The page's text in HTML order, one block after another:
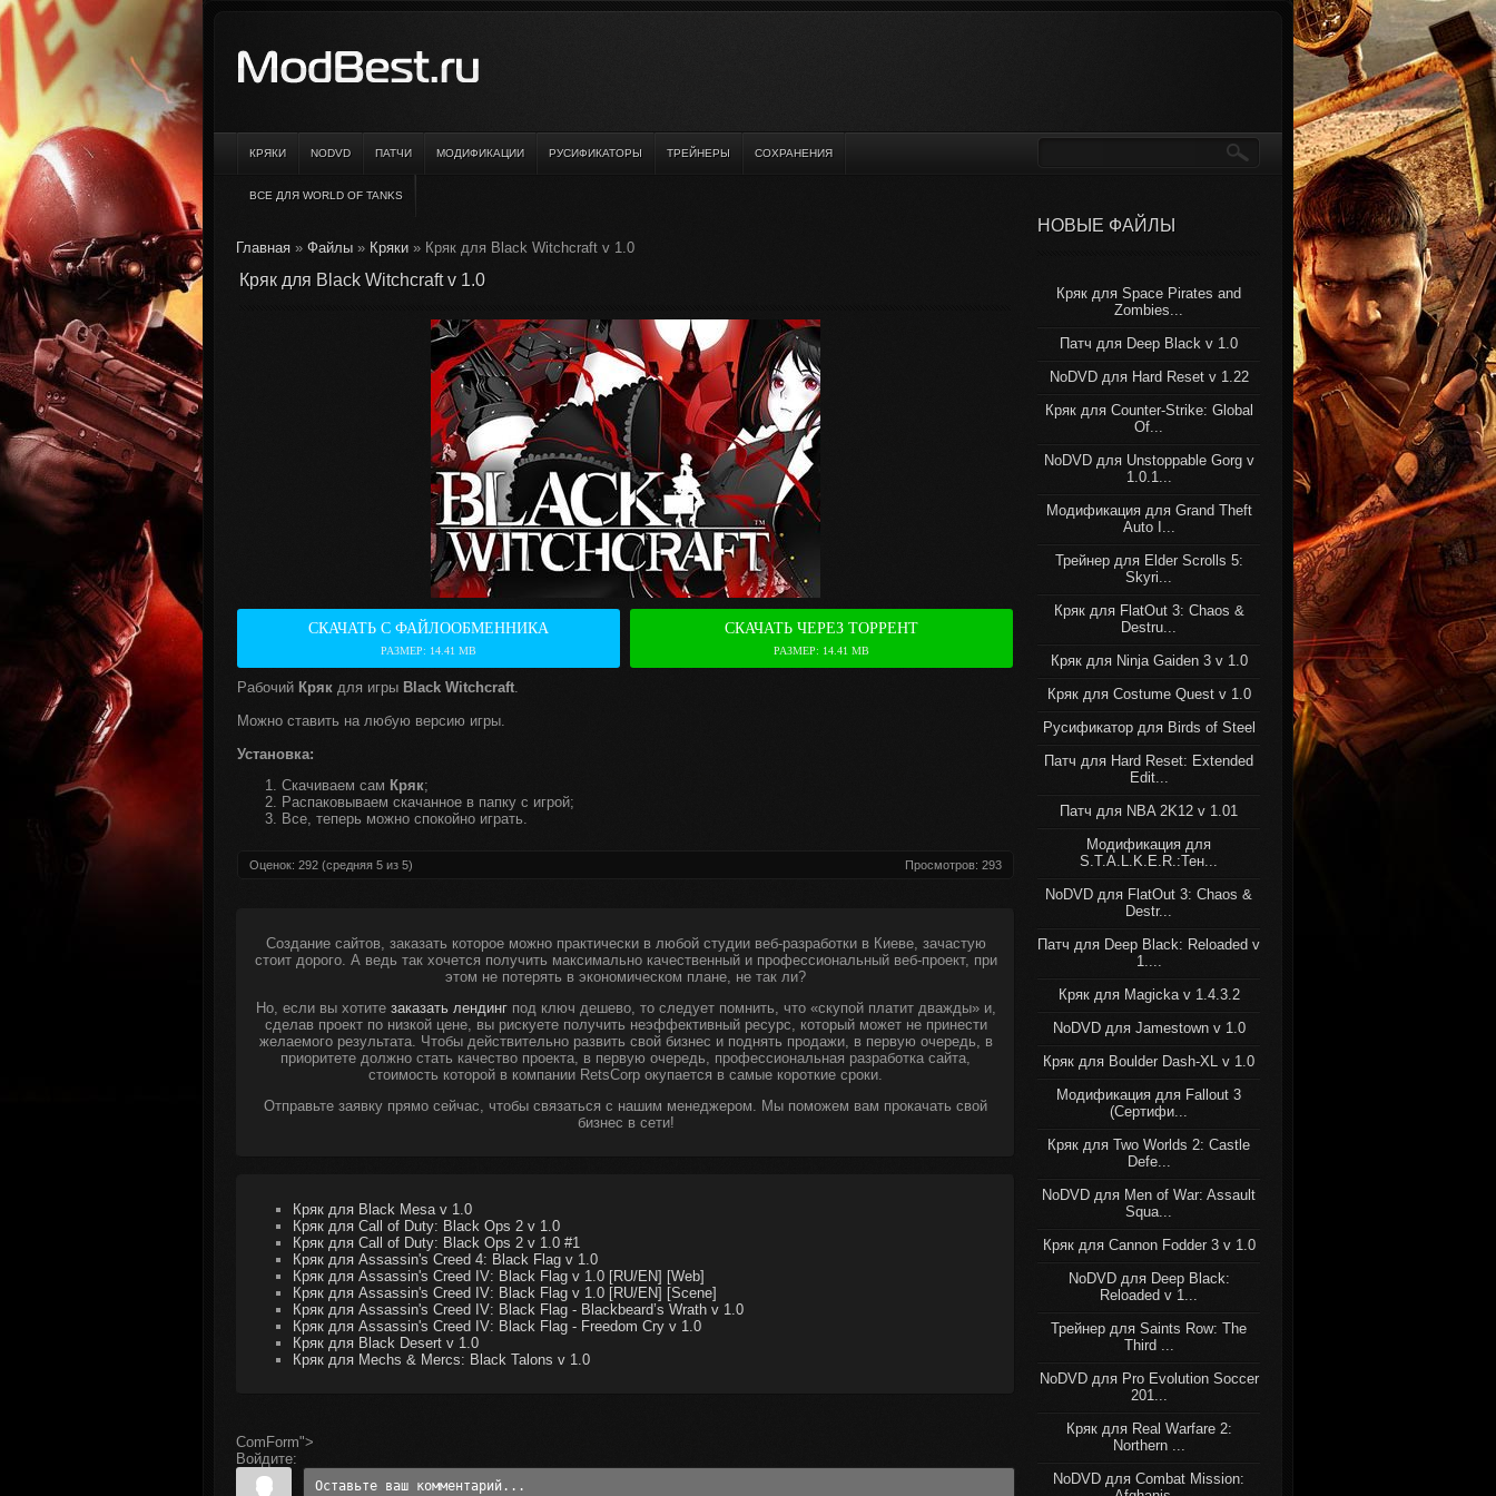
КРЯКИ NODVD ПАТЧИ МОДИФИКАЦИИ РУСИФИКАТОРЫ ТРЕЙНЕРЫ СОХРАНЕНИЯ
ВСЕ ДЛЯ WORLD OF TANKS
НОВЫЕ ФАЙЛЫ
Кряк для Space Pirates and
Zombies...
Патч для Deep Black v 1.0
NoDVD для Hard Reset v 1.22
Кряк для Counter-Strike: Global
Of...
NoDVD для Unstoppable Gorg v
1.0.1...
Модификация для Grand Theft
Auto I...
Трейнер для Elder Scrolls 5:
Skyri...
Кряк для FlatOut 3: Chaos &
Destru...
Кряк для Ninja Gaiden 3 v 1.0
Кряк для Costume Quest v 1.0
Русификатор для Birds of Steel
Патч для Hard Reset: Extended
Edit...
Патч для NBA 2K12 v 1.01
Модификация для
S.T.A.L.K.E.R.:Тен...
NoDVD для FlatOut 3: Chaos &
Destr...
Патч для Deep Black: Reloaded v
1....
Кряк для Magicka v 1.4.3.2
NoDVD для Jamestown v 1.0
Кряк для Boulder Dash-XL v 1.0
Модификация для Fallout 3
(Сертифи...
Кряк для Two Worlds 2: Castle
Defe...
NoDVD для Men of War: Assault
Squa...
Кряк для Cannon Fodder 3 v 1.0
NoDVD для Deep Black:
Reloaded v 1...
Трейнер для Saints Row: The
Third ...
NoDVD для Pro Evolution Soccer
201...
Кряк для Real Warfare 2:
Northern ...
NoDVD для Combat Mission:
Главная » Файлы » Кряки » Кряк для Black Witchcraft v 1.0
Кряк для Black Witchcraft v 1.0
СКАЧАТЬ С ФАЙЛООБМЕННИКА
РАЗМЕР: 14.41 MB
СКАЧАТЬ ЧЕРЕЗ ТОРРЕНТ
РАЗМЕР: 14.41 MB
Рабочий Кряк для игры Black Witchcraft.
Можно ставить на любую версию игры.
Установка:
Скачиваем сам Кряк;
Распаковываем скачанное в папку с игрой;
Все, теперь можно спокойно играть.
Просмотров: 293
Оценок: 292 (средняя 5 из 5)
Создание сайтов, заказать которое можно практически в любой студии веб-разработки в Киеве, зачастую
стоит дорого. А ведь так хочется получить максимально качественный и профессиональный веб-проект, при
этом не потерять в экономическом плане, не так ли?
Но, если вы хотите заказать лендингпод ключ дешево, то следует помнить, что «скупой платит дважды» и,
сделав проект по низкой цене, вы рискуете получить неэффективный ресурс, который может не принести
желаемого результата. Чтобы действительно развить свой бизнес и поднять продажи, в первую очередь, в
приоритете должно стать качество проекта, в первую очередь, профессиональная разработка сайта,
стоимость которой в компании RetsCorp окупается в самые короткие сроки.
Отправьте заявку прямо сейчас, чтобы связаться с нашим менеджером. Мы поможем вам прокачать свой
бизнес в сети!
Кряк для Black Mesa v 1.0
Кряк для Call of Duty: Black Ops 2 v 1.0
Кряк для Call of Duty: Black Ops 2 v 1.0 #1
Кряк для Assassin's Creed 4: Black Flag v 1.0
Кряк для Assassin's Creed IV: Black Flag v 1.0 [RU/EN] [Web]
Кряк для Assassin's Creed IV: Black Flag v 1.0 [RU/EN] [Scene]
Кряк для Assassin's Creed IV: Black Flag - Blackbeard’s Wrath v 1.0
Кряк для Assassin's Creed IV: Black Flag - Freedom Cry v 1.0
Кряк для Black Desert v 1.0
Кряк для Mechs & Mercs: Black Talons v 1.0
ComForm">
Войдите: